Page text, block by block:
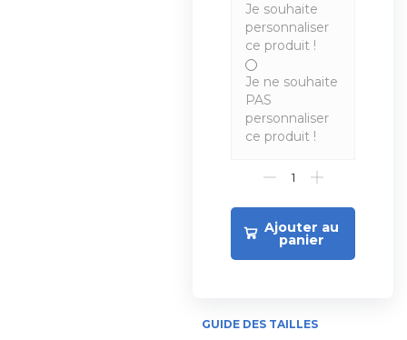
Je souhaite
personnaliser
ce produit !
Je ne souhaite
PAS
personnaliser
ce produit !
Ajouter au
panier
GUIDE DES TAILLES